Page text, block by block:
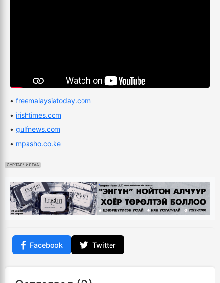
• freemalaysiatoday.com
• irishtimes.com
• gulfnews.com
• mpasho.co.ke
СУРТАЛЧИЛГАА
Facebook Twitter